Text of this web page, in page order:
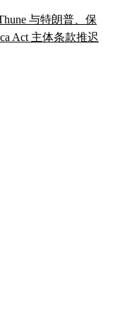
与特朗普、保
Act 主体条款推迟